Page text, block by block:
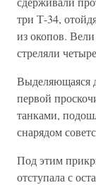
три Т-34,
из окопов.
стреляли
Выделяющаяся
первой
танками,
снарядом
Под этим
отступала с